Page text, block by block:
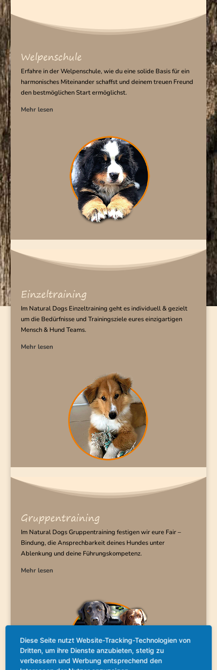
Welpenschule
Erfahre in der Welpenschule, wie du eine solide Basis für ein
harmonisches Miteinander schaffst und deinem treuen Freund
den bestmöglichen Start ermöglichst.
Mehr lesen
Einzeltraining
Im Natural Dogs Einzeltraining geht es individuell & gezielt
um die Bedürfnisse und Trainingsziele eures einzigartigen
Mensch & Hund Teams.
Mehr lesen
Gruppentraining
Im Natural Dogs Gruppentraining festigen wir eure Fair –
Bindung, die Ansprechbarkeit deines Hundes unter
Ablenkung und deine Führungskompetenz.
Mehr lesen
Diese Seite nutzt Website-Tracking-Technologien von
Dritten, um ihre Dienste anzubieten, stetig zu
verbessern und Werbung entsprechend den